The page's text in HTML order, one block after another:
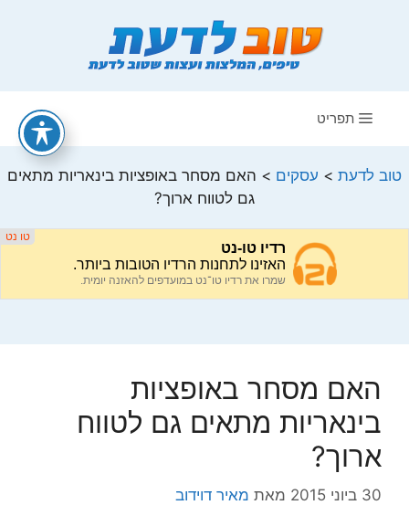
תפריט
טוב לדעת > עסקים > האם מסחר באופציות בינאריות מתאים
גם לטווח ארוך?
האם מסחר באופציות
בינאריות מתאים גם לטווח
ארוך?
30 ביוני 2015 מאת מאיר דוידוב